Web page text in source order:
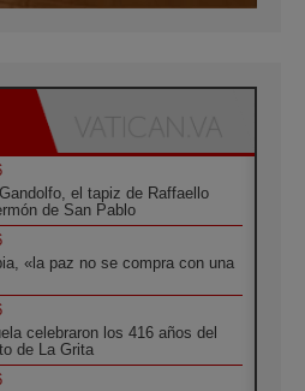
el tapiz de Raffaello
de San Pablo
«la paz no se compra con una
celebraron los 416 años del
de La Grita